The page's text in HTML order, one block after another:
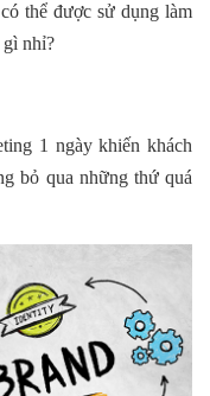
thể được sử dụng làm
gì nhỉ?
1 ngày khiến khách
bỏ qua những thứ quá